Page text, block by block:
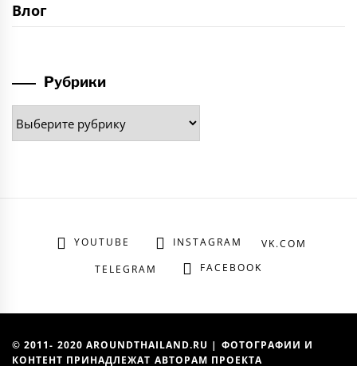
Влог
Рубрики
Рубрики
YOUTUBE INSTAGRAM
VK.COM
TELEGRAM
FACEBOOK
© 2011- 2020 AROUNDTHAILAND.RU | ФОТОГРАФИИ И
КОНТЕНТ ПРИНАДЛЕЖАТ АВТОРАМ ПРОЕКТА